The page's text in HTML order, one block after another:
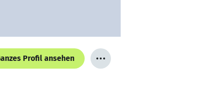
Profil ansehen